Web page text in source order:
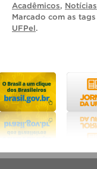
Acadêmicos, Notícias
Marcado com as tags
UFPel.